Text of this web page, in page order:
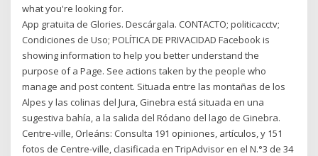
what you're looking for.
App gratuita de Glories. Descárgala. CONTACTO; politicacctv;
Condiciones de Uso; POLÍTICA DE PRIVACIDAD Facebook is
showing information to help you better understand the
purpose of a Page. See actions taken by the people who
manage and post content. Situada entre las montañas de los
Alpes y las colinas del Jura, Ginebra está situada en una
sugestiva bahía, a la salida del Ródano del lago de Ginebra.
Centre-ville, Orleáns: Consulta 191 opiniones, artículos, y 151
fotos de Centre-ville, clasificada en TripAdvisor en el N.°3 de 34